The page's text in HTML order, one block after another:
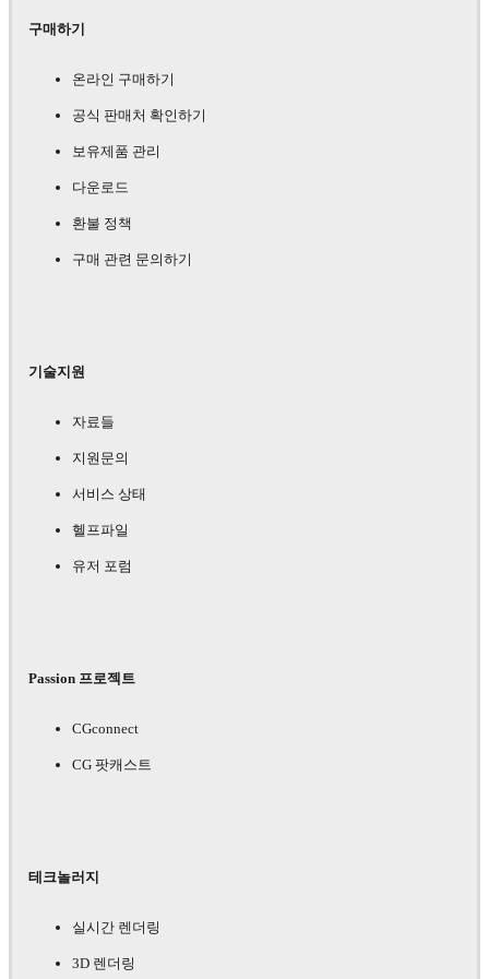
구매하기
온라인 구매하기
공식 판매처 확인하기
보유제품 관리
다운로드
환불 정책
구매 관련 문의하기
기술지원
자료들
지원문의
서비스 상태
헬프파일
유저 포럼
Passion 프로젝트
CGconnect
CG 팟캐스트
테크놀러지
실시간 렌더링
3D 렌더링